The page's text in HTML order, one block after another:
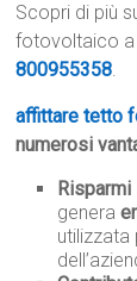
Scopri di più
fotovoltaico
800955358.
affittare tetto
numerosi
genera